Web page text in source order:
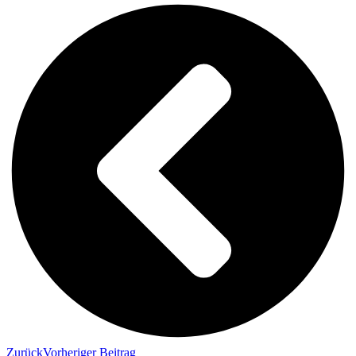
ZurückVorheriger Beitrag